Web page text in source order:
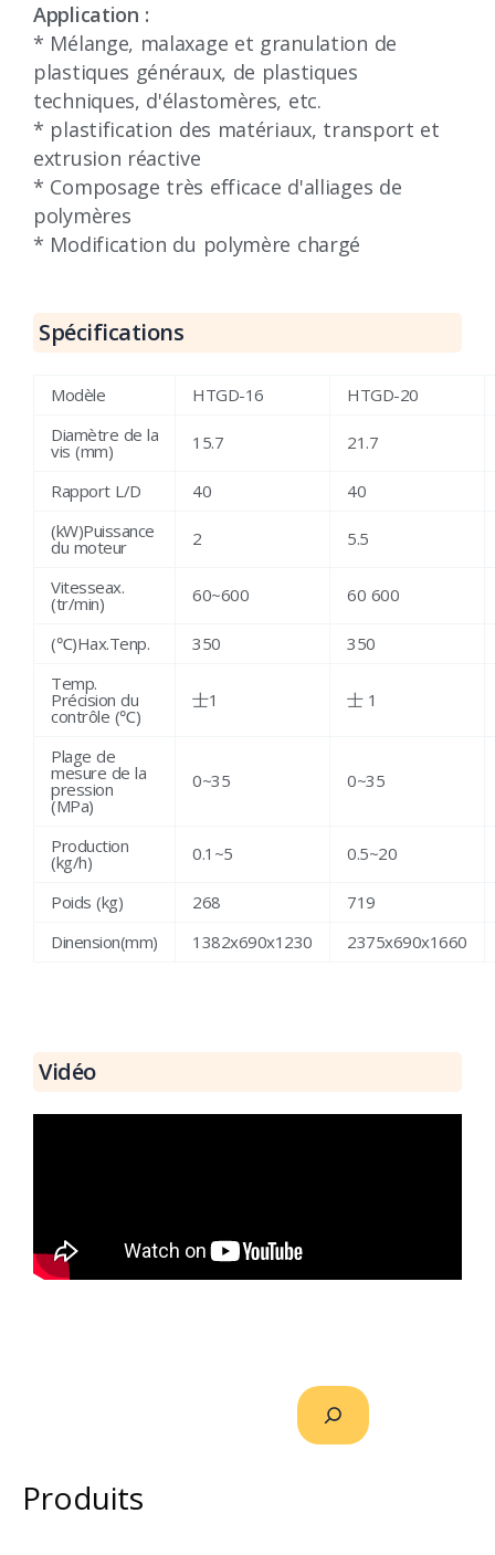
Produits
Application :
* Mélange, malaxage et granulation de
plastiques généraux, de plastiques
techniques, d'élastomères, etc.
* plastification des matériaux, transport et
extrusion réactive
* Composage très efficace d'alliages de
polymères
* Modification du polymère chargé
Spécifications
Modèle HTGD-16
HTGD-20
Diamètre de la
vis (mm) 15.7 21.7
Rapport L/D 40
40
(kW)Puissance
du moteur 2 5.5
Vitesseax.
(tr/min) 60~600 60 600
(℃)Hax.Tenp. 350
350
Temp.
Précision du
contrôle (℃)
士1 士 1
Plage de
mesure de la
pression
(MPa)
0~35 0~35
Production
(kg/h) 0.1~5 0.5~20
Poids (kg) 268
719
Dinension(mm)
1382x690x1230 2375x690x1660
Vidéo